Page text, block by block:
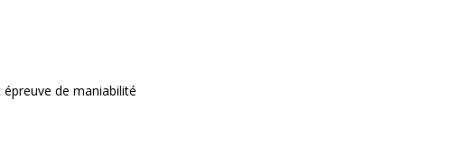
de maniabilité